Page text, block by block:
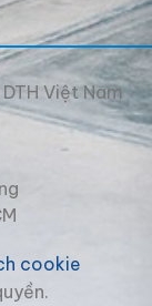
Việt Nam
cookie